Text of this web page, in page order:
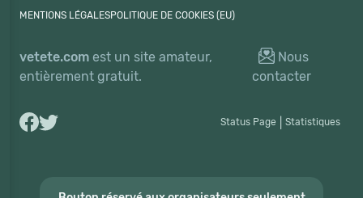
MENTIONS LÉGALESPOLITIQUE DE COOKIES (EU)
vetete.com est un site amateur,
entièrement gratuit.
Nous
contacter
Status Page Statistiques